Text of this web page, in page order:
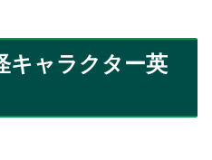
キャラクター英